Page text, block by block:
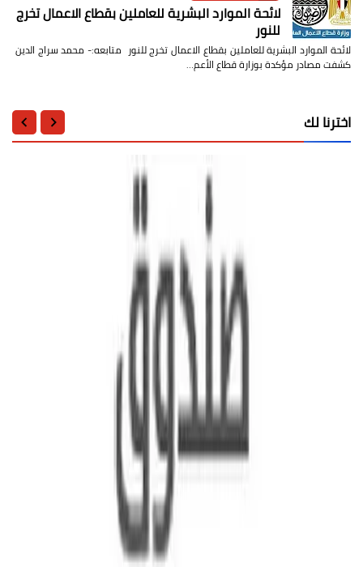
لائحة الموارد البشرية للعاملين بقطاع الاعمال تخرج
للنور
لائحة الموارد البشرية للعاملين بقطاع الاعمال تخرج للنور متابعه:- محمد سراج الدين
كشفت مصادر مؤكدة بوزارة قطاع الأعم…
اخترنا لك